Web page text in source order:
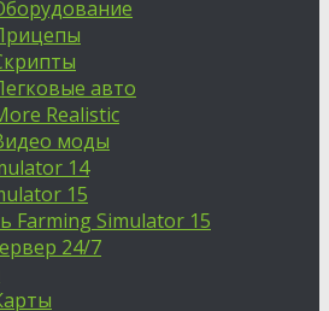
авто
Realistic
моды
14
15
Farming Simulator 15
24/7